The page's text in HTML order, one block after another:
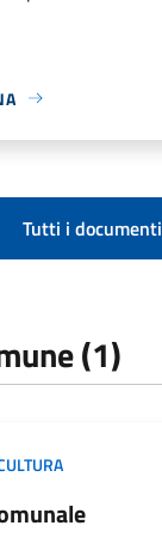
Tutti i documenti
(1)